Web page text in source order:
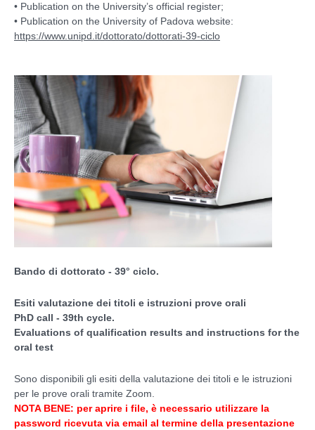
• Publication on the University’s official register;
• Publication on the University of Padova website:
https://www.unipd.it/dottorato/dottorati-39-ciclo
Bando di dottorato - 39° ciclo.
Esiti valutazione dei titoli e istruzioni prove orali
PhD call - 39th cycle.
Evaluations of qualification results and instructions for the
oral test
Sono disponibili gli esiti della valutazione dei titoli e le istruzioni
per le prove orali tramite Zoom.
NOTA BENE: per aprire i file, è necessario utilizzare la
password ricevuta via email al termine della presentazione